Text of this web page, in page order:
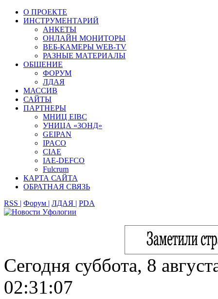
О ПРОЕКТЕ
ИНСТРУМЕНТАРИЙ
АНКЕТЫ
ОНЛАЙН МОНИТОРЫ
ВЕБ-КАМЕРЫ WEB-TV
РАЗНЫЕ МАТЕРИАЛЫ
ОБЩЕНИЕ
ФОРУМ
ЛДАЯ
МАССИВ
САЙТЫ
ПАРТНЕРЫ
МНИЦ EIBC
УНИЦА «ЗОНД»
GEIPAN
IPACO
CIAE
IAE-DEFCO
Fulcrum
КАРТА САЙТА
ОБРАТНАЯ СВЯЗЬ
RSS | Форум | ЛДАЯ | PDA
Сегодня суббота, 8
02:31:08